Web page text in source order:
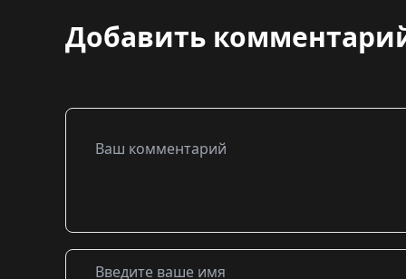
Добавить